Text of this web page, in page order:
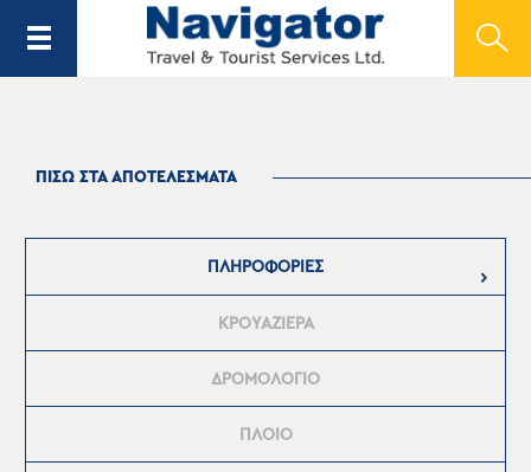
ΠΙΣΩ ΣΤΑ ΑΠΟΤΕΛΕΣΜΑΤΑ
ΠΛΗΡΟΦΟΡΙΕΣ
ΚΡΟΥΑΖΙΕΡΑ
ΔΡΟΜΟΛΟΓΙΟ
ΠΛΟΙΟ